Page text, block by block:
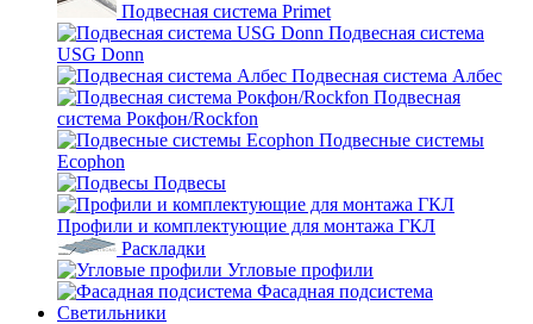
Подвесная система Primet
Подвесная система
USG Donn
Подвесная система Албес
Подвесная
система Рокфон/Rockfon
Подвесные системы
Ecophon
Подвесы
Профили и комплектующие для монтажа ГКЛ
Раскладки
Угловые профили
Фасадная подсистема
Светильники